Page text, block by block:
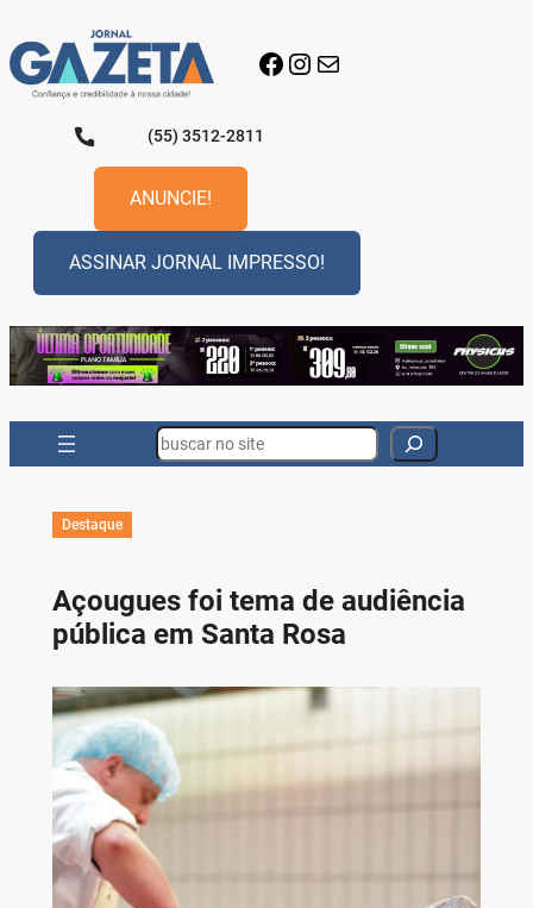
para
o
conteúdo
Facebook
Instagram
E-mail
(55) 3512-2811
ANUNCIE!
ASSINAR JORNAL IMPRESSO!
Search
Destaque
Açougues foi tema de audiência
pública em Santa Rosa